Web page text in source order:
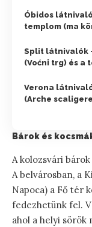
Óbidos
templom (ma
Split látnivalók
(Voćni trg) és a
Verona
(Arche
Bárok és
A kolozsvári
A belvárosban, a
Napoca) a Fő tér
fedezhetünk fel.
ahol a helyi sörök